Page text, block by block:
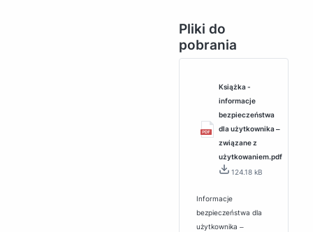
Pliki do
pobrania
Książka -
informacje
bezpieczeństwa
dla użytkownika ‒
związane z
użytkowaniem.pdf
124.18 kB
Informacje
bezpieczeństwa dla
użytkownika ‒